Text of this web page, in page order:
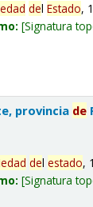
delEstado,
Signatura
provincia de
delestado,
Signatura